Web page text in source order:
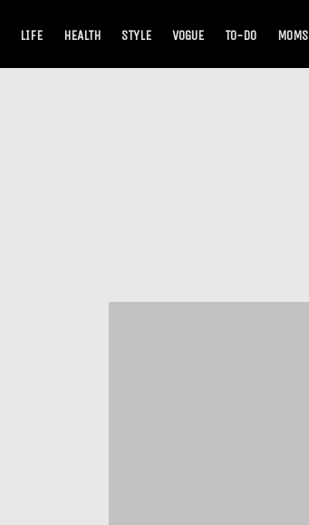
LIFE HEALTH STYLE VOGUE TO-DO MOMS